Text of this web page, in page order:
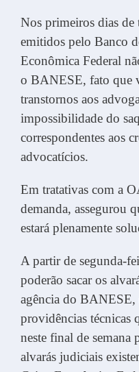
Nos primeiros dias de
emitidos pelo Banco
Econômica Federal
o BANESE, fato que
transtornos aos
impossibilidade do
correspondentes aos
advocatícios.
Em tratativas com a
demanda, assegurou
estará plenamente
A partir de segunda-
poderão sacar os
agência do BANESE,
providências técnicas
neste final de semana
alvarás judiciais